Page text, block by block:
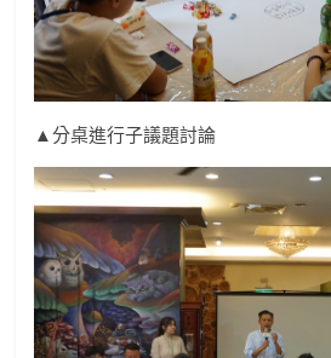
▲分桌進行子議題討論